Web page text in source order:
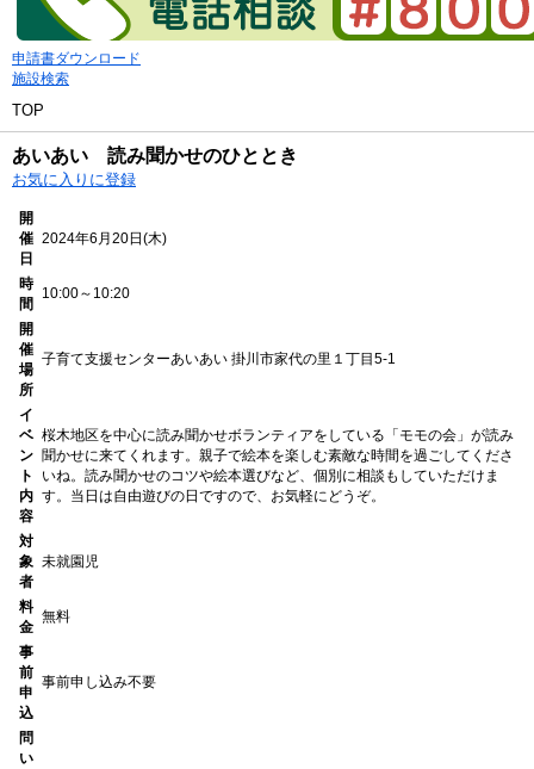
申請書ダウンロード
施設検索
TOP
あいあい 読み聞かせのひととき
お気に入りに登録
開
催
日
2024年6月20日(木)
時
間
10:00～10:20
開
催
場
所
子育て支援センターあいあい 掛川市家代の里１丁目5-1
イ
ベ
ン
ト
内
容
桜木地区を中心に読み聞かせボランティアをしている「モモの会」が読み
聞かせに来てくれます。親子で絵本を楽しむ素敵な時間を過ごしてくださ
いね。読み聞かせのコツや絵本選びなど、個別に相談もしていただけま
す。当日は自由遊びの日ですので、お気軽にどうぞ。
対
象
者
未就園児
料
金
無料
事
前
申
込
事前申し込み不要
問
い